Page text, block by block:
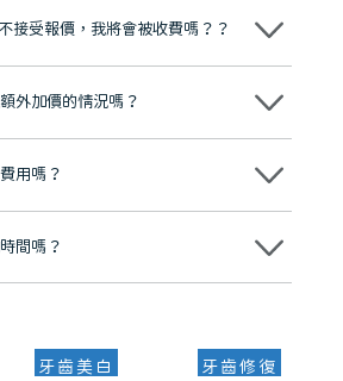
袖品牌」，是諾貝爾種植系統全球放心植牙中
家和地區的顧客，受到粵港澳大灣區及周邊城
信任推薦 珠海、深圳設有八大分院，香港亦設
有任何問題都可以隨時預約免費咨詢，讓人十
接受報價，我將會被收費嗎？？
務之前，你不會被收取任何費用。
外加價的情況嗎？
說明治療方案及對應的價錢，顧客同意並簽字
用嗎？
日匯率轉算收取費用，而匯率會及時告知客人
間嗎？
或whatsapp聯絡我們，告知我們你原本預約
牙齒美白
牙齒修復